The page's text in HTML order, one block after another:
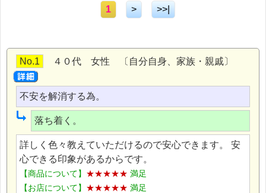
1 > >>|
No.1 ４０代 女性 〔自分自身、家族・親戚〕
不安を解消する為。
落ち着く。
詳しく色々教えていただけるので安心できます。 安
心できる印象があるからです。
【商品について】 ★★★★★ 満足
【お店について】 ★★★★★ 満足